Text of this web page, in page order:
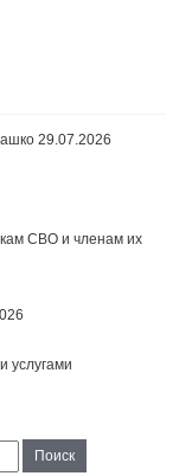
29.07.2026
СВО и членам их
услугами